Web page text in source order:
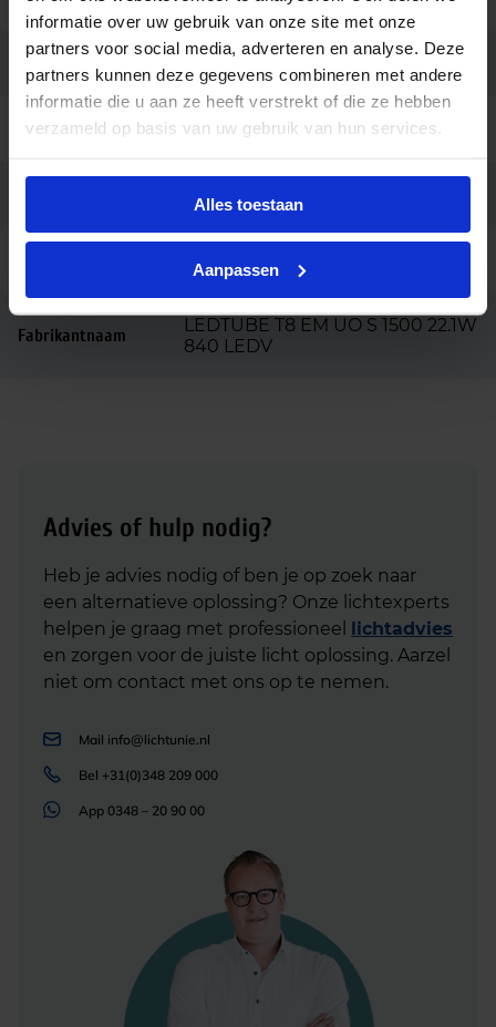
informatie over uw gebruik van onze site met onze
partners voor social media, adverteren en analyse. Deze
partners kunnen deze gegevens combineren met andere
informatie die u aan ze heeft verstrekt of die ze hebben
verzameld op basis van uw gebruik van hun services.
Alles toestaan
Aanpassen
Lengte (mm)
Diameter (mm) 26
Ledvance
4099854037238
Fabrikantnaam
LEDTUBE T8 EM UO S 1500 22.1W
840 LEDV
Advies of hulp nodig?
Heb je advies nodig of ben je op zoek naar
een alternatieve oplossing? Onze lichtexperts
helpen je graag met professioneel lichtadvies
en zorgen voor de juiste licht oplossing. Aarzel
niet om contact met ons op te nemen.
Mail info@lichtunie.nl
Bel +31(0)348 209 000
App 0348 – 20 90 00